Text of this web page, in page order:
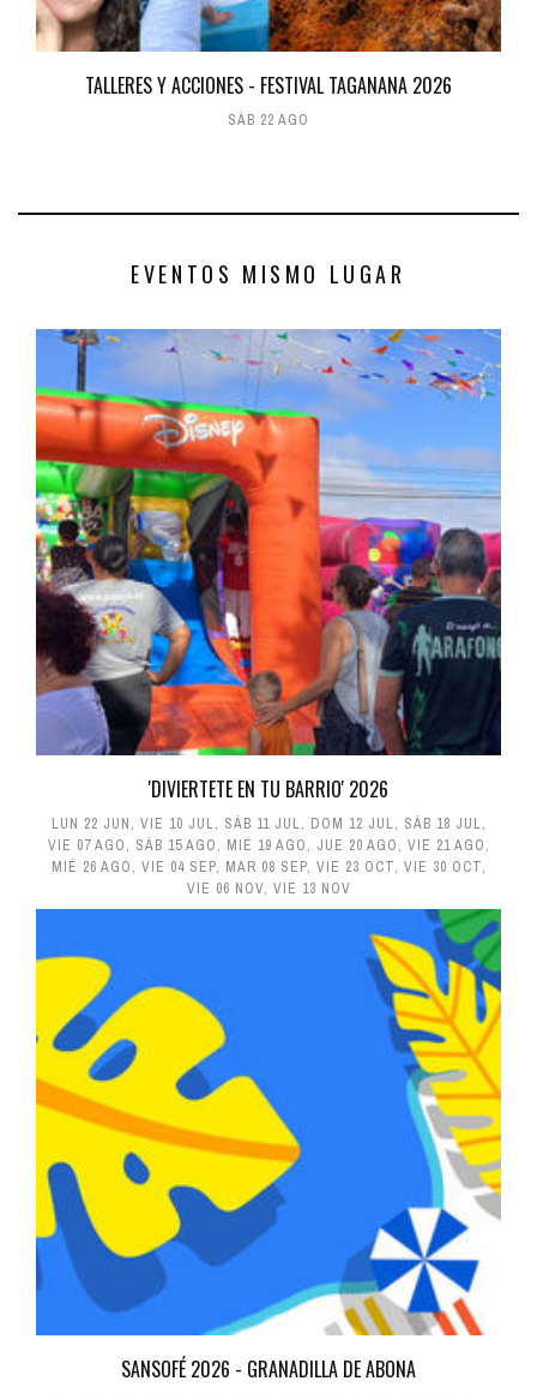
TALLERES Y ACCIONES - FESTIVAL TAGANANA 2026
SÁB 22 AGO
EVENTOS MISMO LUGAR
'DIVIERTETE EN TU BARRIO' 2026
LUN 22 JUN, VIE 10 JUL, SÁB 11 JUL, DOM 12 JUL, SÁB 18 JUL,
VIE 07 AGO, SÁB 15 AGO, MIÉ 19 AGO, JUE 20 AGO, VIE 21 AGO,
MIÉ 26 AGO, VIE 04 SEP, MAR 08 SEP, VIE 23 OCT, VIE 30 OCT,
VIE 06 NOV, VIE 13 NOV
SANSOFÉ 2026 - GRANADILLA DE ABONA